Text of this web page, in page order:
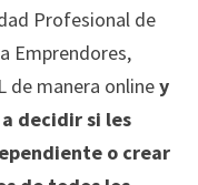
Profesional de
Emprendores,
de manera onliney
decidir si les
o crear